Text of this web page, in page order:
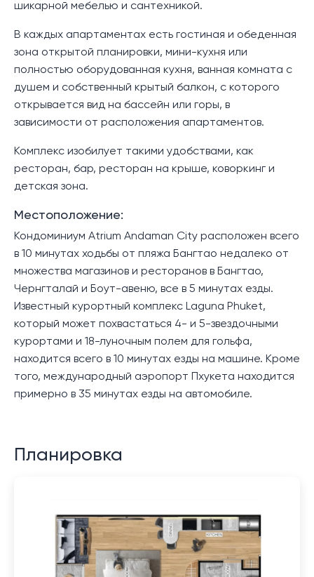
шикарной мебелью и сантехникой.
В каждых апартаментах есть гостиная и обеденная
зона открытой планировки, мини-кухня или
полностью оборудованная кухня, ванная комната с
душем и собственный крытый балкон, с которого
открывается вид на бассейн или горы, в
зависимости от расположения апартаментов.
Комплекс изобилует такими удобствами, как
ресторан, бар, ресторан на крыше, коворкинг и
детская зона.
Местоположение:
Кондоминиум Atrium Andaman City расположен всего
в 10 минутах ходьбы от пляжа Бангтао недалеко от
множества магазинов и ресторанов в Бангтао,
Чернгталай и Боут-авеню, все в 5 минутах езды.
Известный курортный комплекс Laguna Phuket,
который может похвастаться 4- и 5-звездочными
курортами и 18-луночным полем для гольфа,
находится всего в 10 минутах езды на машине. Кроме
того, международный аэропорт Пхукета находится
примерно в 35 минутах езды на автомобиле.
Планировка